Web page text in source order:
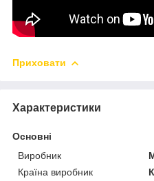
Приховати
Характеристики
Основні
Виробник
Країна виробник